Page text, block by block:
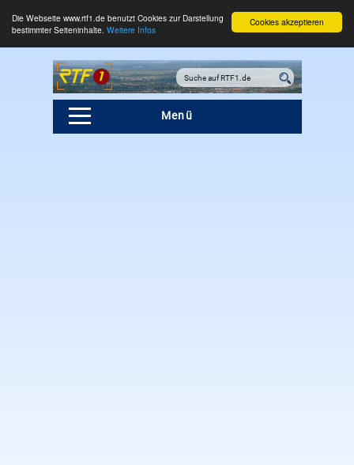
Cookies akzeptieren
Die Webseite www.rtf1.de benutzt Cookies zur Darstellung
bestimmter Seiteninhalte. Weitere Infos
Menü